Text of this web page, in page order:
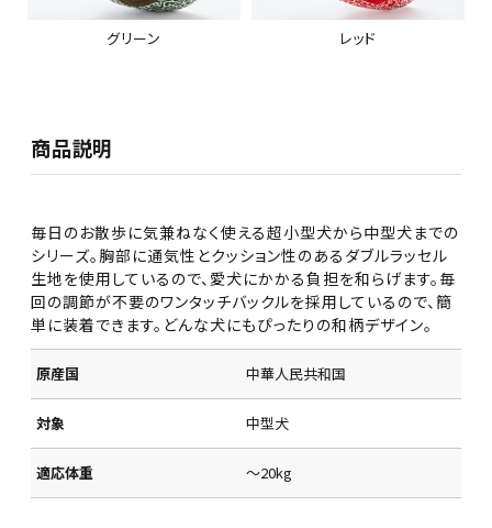
グリーン レッド
商品説明
毎日のお散歩に気兼ねなく使える超小型犬から中型犬までの
シリーズ。胸部に通気性とクッション性のあるダブルラッセル
生地を使用しているので、愛犬にかかる負担を和らげます。毎
回の調節が不要のワンタッチバックルを採用しているので、簡
単に装着できます。どんな犬にもぴったりの和柄デザイン。
原産国 中華人民共和国
対象 中型犬
適応体重 ～20kg